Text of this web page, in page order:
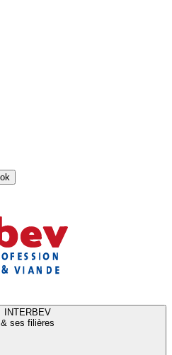
INTERBEV
& ses filières